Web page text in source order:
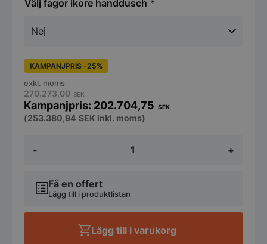
fagor ikore handdusch
-
iKore
20x
mängd
+
KAMPANJPRIS -25%
270.273,00SEK
202.704,75 SEK
exkl. moms
(253.380,94 SEK inkl. moms)
Få en offert
Lägg till i produktlistan
Lägg till i varukorg